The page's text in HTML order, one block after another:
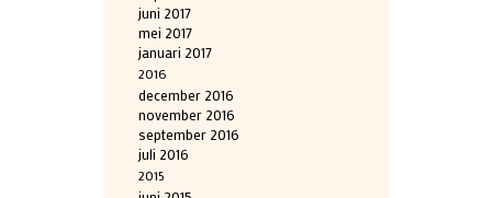
juni 2017
mei 2017
januari 2017
2016
december 2016
november 2016
september 2016
juli 2016
2015